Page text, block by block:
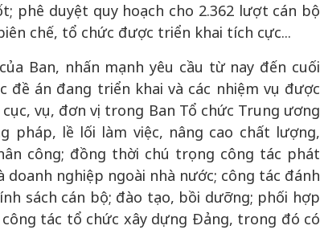
phê duyệt quy hoạch cho 2.362 lượt cán bộ
chế, tổ chức được triển khai tích cực...
Ban, nhấn mạnh yêu cầu từ nay đến cuối
án đang triển khai và các nhiệm vụ được
vụ, đơn vị trong Ban Tổ chức Trung ương
pháp, lề lối làm việc, nâng cao chất lượng,
công; đồng thời chú trọng công tác phát
nghiệp ngoài nhà nước; công tác đánh
sách cán bộ; đào tạo, bồi dưỡng; phối hợp
tác tổ chức xây dựng Đảng, trong đó có